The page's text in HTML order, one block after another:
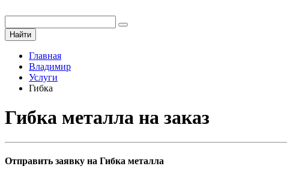
Найти
Главная
Владимир
Услуги
Гибка
Гибка металла на заказ
Отправить заявку на Гибка металла